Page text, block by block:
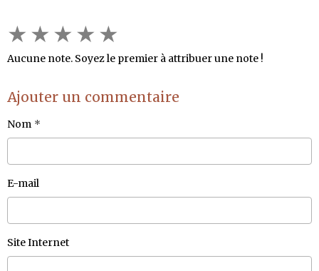
★ ★ ★ ★ ★
Aucune note. Soyez le premier à attribuer une note !
Ajouter un commentaire
Nom
E-mail
Site Internet